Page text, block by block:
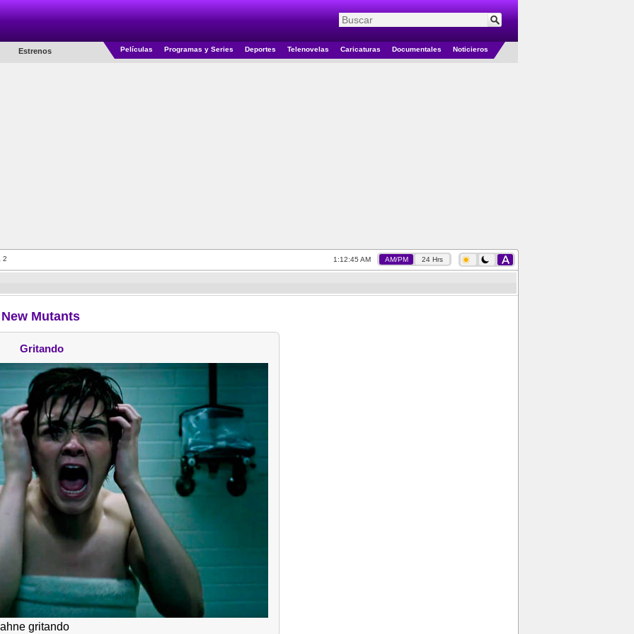
Estrenos Películas Programas y Series Deportes Telenovelas Caricaturas Documentales Noticieros
2 1:12:45 AM AM/PM 24 Hrs
New Mutants
Gritando
gritando